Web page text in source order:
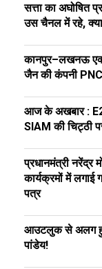
सत्ता का अघोषित
उस चैनल में रहे,
कानपुर–लखनऊ
जैन की कंपनी PNC
आज के अखबार :
SIAM की चिट्ठी
प्रधानमंत्री नरेंद्र
कार्यक्रमों में
पत्र
आउटलुक से अलग
पांडेय!